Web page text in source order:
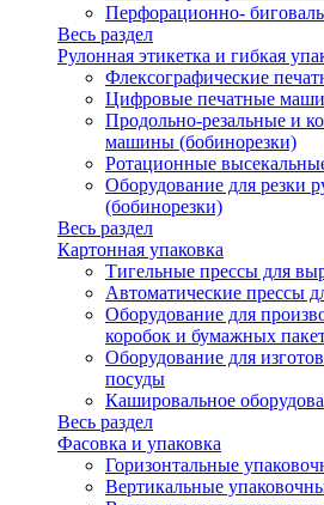
Перфорационно-
Весь раздел
Рулонная этикетка и гибкая
Флексографические
Цифровые печатные
Продольно-резальные и
машины (бобинорезки)
Ротационные
Оборудование для резки
(бобинорезки)
Весь раздел
Картонная упаковка
Тигельные прессы для
Автоматические прессы
Оборудование для
коробок и бумажных
Оборудование для
посуды
Кашировальное
Весь раздел
Фасовка и упаковка
Горизонтальные
Вертикальные